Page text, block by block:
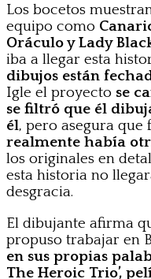
Los bocetos
equipo como
Oráculo y Lady
iba a llegar esta
dibujos están
Igle el proyecto se
se filtró que él
él, pero asegura que
realmente había
los originales en
esta historia no
desgracia.
El dibujante afirma
propuso trabajar en
en sus propias
The Heroic Trio’,